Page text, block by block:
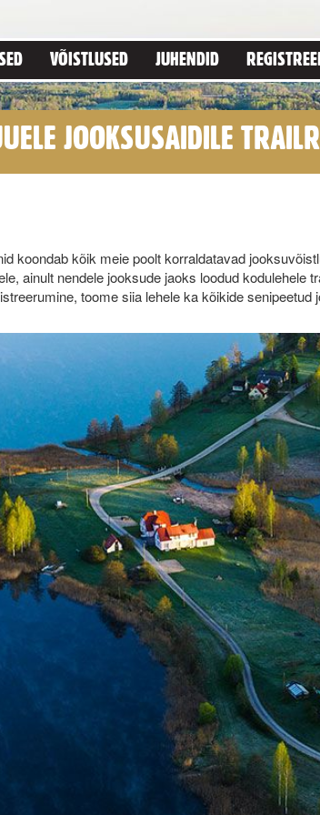
VÕISTLUSED JUHENDID
JOOKSUSAIDILE
koondab kõik meie poolt korraldatavad
ainult nendele jooksude jaoks loodud kodulehele
toome siia lehele ka kõikide senipeetud